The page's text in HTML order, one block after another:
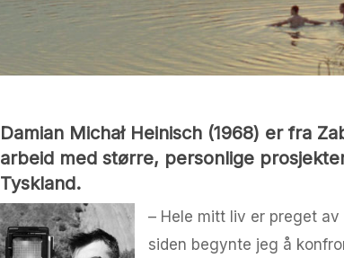
Damian Michał Heinisch (1968) er fra
arbeid med større, personlige
Tyskland.
– Hele mitt liv er preget
siden begynte jeg å